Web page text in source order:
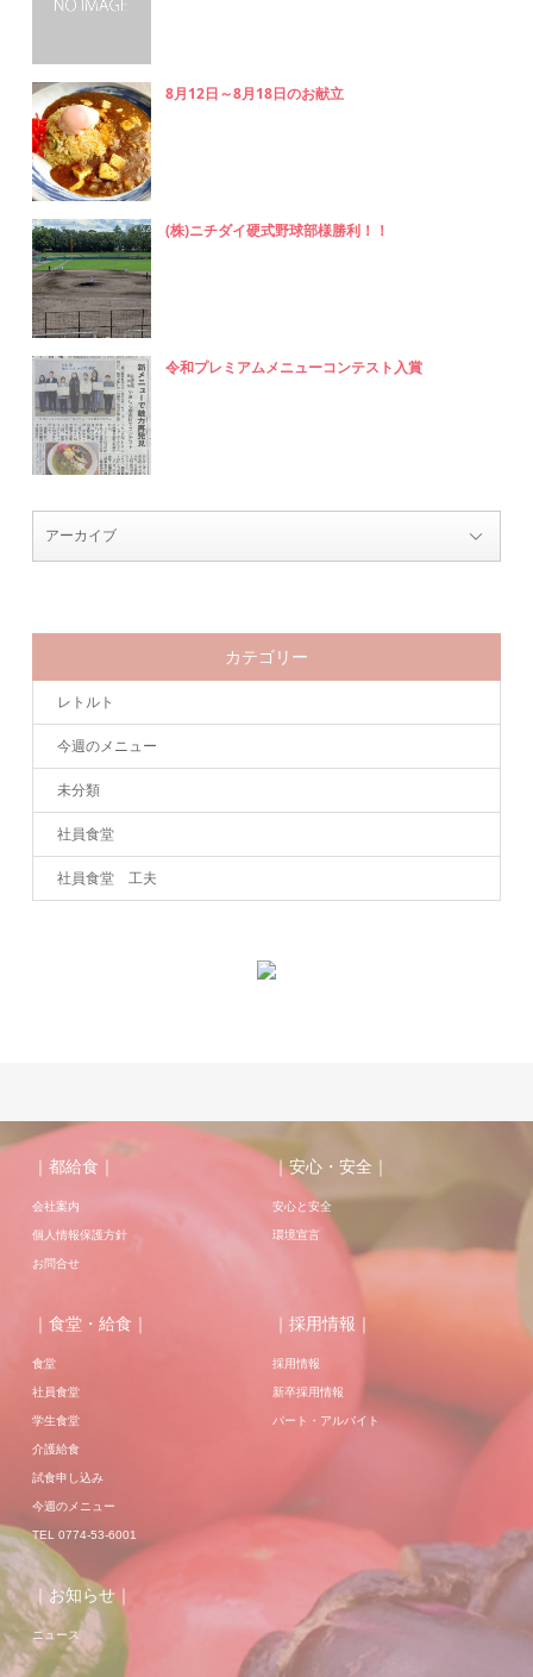
8月12日～8月18日のお献立
(株)ニチダイ硬式野球部様勝利！！
令和プレミアムメニューコンテスト入賞
カテゴリー
レトルト
今週のメニュー
未分類
社員食堂
社員食堂 工夫
｜都給食｜
会社案内
個人情報保護方針
お問合せ
｜安心・安全｜
安心と安全
環境宣言
｜食堂・給食｜
食堂
社員食堂
学生食堂
介護給食
試食申し込み
今週のメニュー
TEL 0774-53-6001
｜採用情報｜
採用情報
新卒採用情報
パート・アルバイト
｜お知らせ｜
ニュース